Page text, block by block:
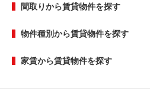
間取りから賃貸物件を探す
物件種別から賃貸物件を探す
家賃から賃貸物件を探す